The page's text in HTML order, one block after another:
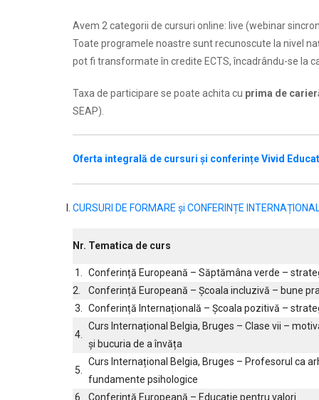
Avem 2 categorii de cursuri online: live (webinar
Toate programele noastre sunt recunoscute la nivel
pot fi transformate în credite ECTS, încadrându-se la
Taxa de participare se poate achita cu prima de
SEAP).
Oferta integrală de cursuri și conferințe Vivid
CURSURI DE FORMARE și CONFERINȚE
Nr. Tematica de curs
1.
Conferință Europeană – Săptămâna verde –
2.
Conferință Europeană – Școala incluzivă – bune
3.
Conferință Internațională – Școala pozitivă –
4.
Curs Internațional Belgia, Bruges – Clase vii –
și bucuria de a învăța
5.
Curs Internațional Belgia, Bruges – Profesorul ca
fundamente psihologice
6.
Conferință Europeană – Educație pentru valori